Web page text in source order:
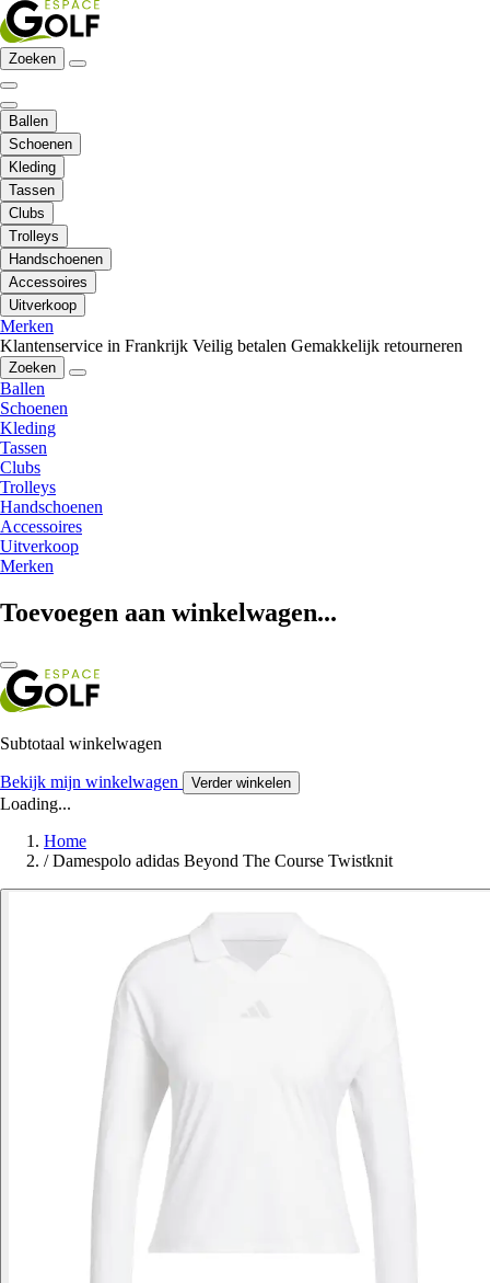
Zoeken
Ballen
Schoenen
Kleding
Tassen
Clubs
Trolleys
Handschoenen
Accessoires
Uitverkoop
Merken
Klantenservice in Frankrijk Veilig betalen Gemakkelijk retourneren
Zoeken
Ballen
Schoenen
Kleding
Tassen
Clubs
Trolleys
Handschoenen
Accessoires
Uitverkoop
Merken
Toevoegen aan winkelwagen...
Subtotaal winkelwagen
Bekijk mijn winkelwagen Verder winkelen
Loading...
Home
/ Damespolo adidas Beyond The Course Twistknit